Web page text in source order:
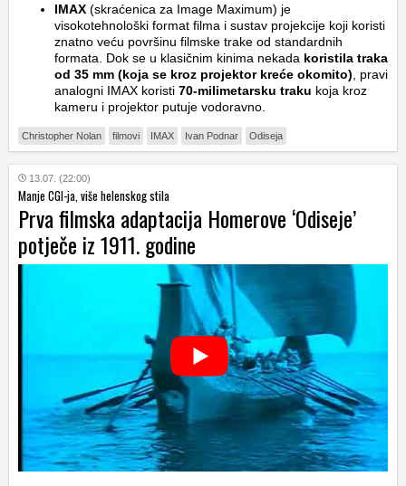
IMAX (skraćenica za Image Maximum) je
visokotehnološki format filma i sustav projekcije koji koristi
znatno veću površinu filmske trake od standardnih
formata. Dok se u klasičnim kinima nekada koristila traka
od 35 mm (koja se kroz projektor kreće okomito) , pravi
analogni IMAX koristi 70-milimetarsku traku koja kroz
kameru i projektor putuje vodoravno.
Christopher Nolan filmovi IMAX Ivan Podnar Odiseja
13.07. (22:00)
Manje CGI-ja, više helenskog stila
Prva filmska adaptacija Homerove ‘Odiseje’
potječe iz 1911. godine